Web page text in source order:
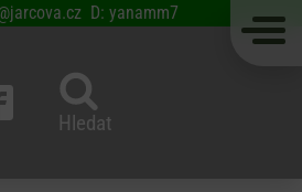
D: yanamm7
Hledat